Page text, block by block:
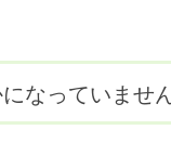
なっていませ